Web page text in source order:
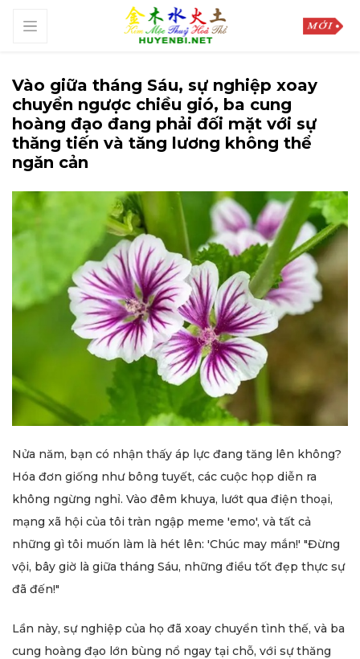
Vào giữa tháng Sáu, sự nghiệp xoay
chuyển ngược chiều gió, ba cung
hoàng đạo đang phải đối mặt với sự
thăng tiến và tăng lương không thể
ngăn cản
Nửa năm, bạn có nhận thấy áp lực đang tăng lên không?
Hóa đơn giống như bông tuyết, các cuộc họp diễn ra
không ngừng nghỉ. Vào đêm khuya, lướt qua điện thoại,
mạng xã hội của tôi tràn ngập meme 'emo', và tất cả
những gì tôi muốn làm là hét lên: 'Chúc may mắn!' "Đừng
vội, bây giờ là giữa tháng Sáu, những điều tốt đẹp thực sự
đã đến!"
Lần này, sự nghiệp của họ đã xoay chuyển tình thế, và ba
cung hoàng đạo lớn bùng nổ ngay tại chỗ, với sự thăng